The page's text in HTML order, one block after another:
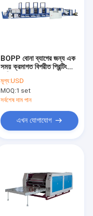
BOPP বোনা ব্যাগের জন্য এক
সময় ক্রমাগত বিপরীত প্রিন্টিং
মূল্য:USD
MOQ:1 set
সর্বশেষ দাম পান
এখন যোগাযোগ